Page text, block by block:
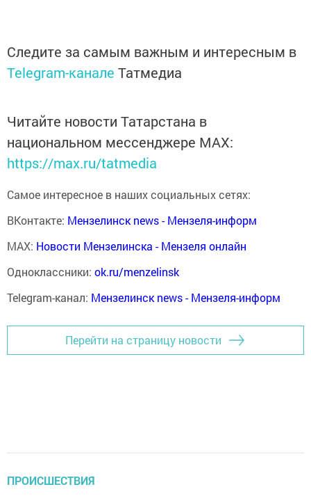
Следите за самым важным и интересным в
Telegram-канале Татмедиа
Читайте новости Татарстана в
национальном мессенджере MАХ:
https://max.ru/tatmedia
Самое интересное в наших социальных сетях:
ВКонтакте: Мензелинск news - Мензеля-информ
MAX: Новости Мензелинска - Мензеля онлайн
Одноклассники: ok.ru/menzelinsk
Telegram-канал: Мензелинск news - Мензеля-информ
Перейти на страницу новости
ПРОИСШЕСТВИЯ